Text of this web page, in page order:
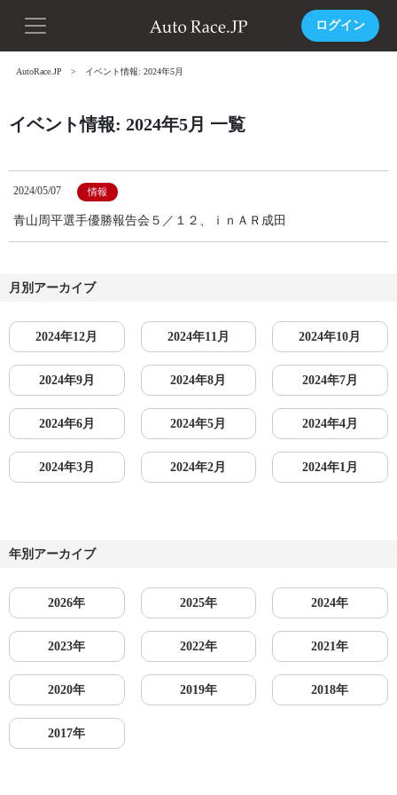
ログイン
AutoRace.JP イベント情報: 2024年5月
イベント情報: 2024年5月 一覧
2024/05/07 情報
青山周平選手優勝報告会５／１２、ｉｎＡＲ成田
月別アーカイブ
2024年12月 2024年11月 2024年10月
2024年9月 2024年8月 2024年7月
2024年6月 2024年5月 2024年4月
2024年3月 2024年2月 2024年1月
年別アーカイブ
2026年 2025年 2024年
2023年 2022年 2021年
2020年 2019年 2018年
2017年